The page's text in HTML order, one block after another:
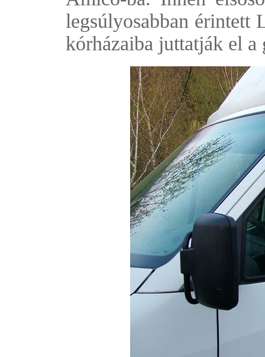
legsúlyosabban érintett
kórházaiba juttatják el a